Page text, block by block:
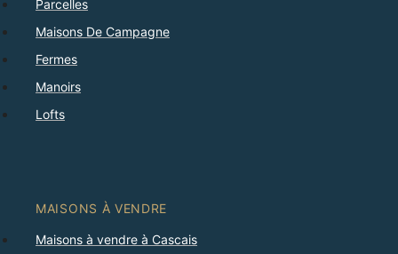
Parcelles
Maisons De Campagne
Fermes
Manoirs
Lofts
MAISONS À VENDRE
Maisons à vendre à Cascais